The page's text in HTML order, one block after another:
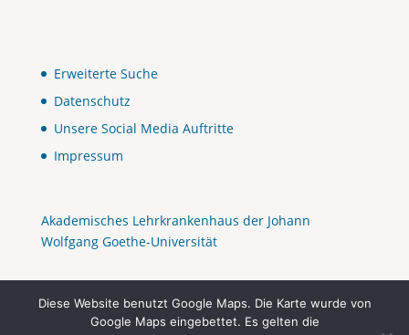
Erweiterte Suche
Datenschutz
Unsere Social Media Auftritte
Impressum
Akademisches Lehrkrankenhaus der Johann
Wolfgang Goethe-Universität
Diese Website benutzt Google Maps. Die Karte wurde von
Google Maps eingebettet. Es gelten die